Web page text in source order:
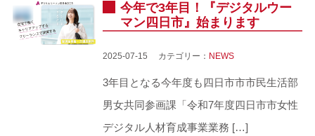
今年で3年目！『デジタルウー
マン四日市』始まります
2025-07-15 カテゴリー： NEWS
3年目となる今年度も四日市市市民生活部
男女共同参画課「令和7年度四日市市女性
デジタル人材育成事業業務 […]